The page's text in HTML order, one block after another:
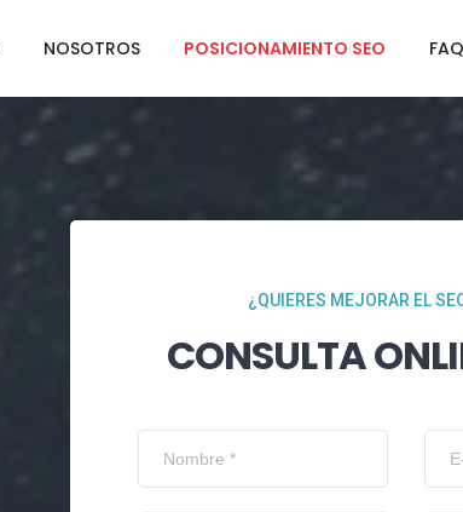
NOSOTROS POSICIONAMIENTO SEO
¿QUIERES MEJORAR EL
CONSULTA